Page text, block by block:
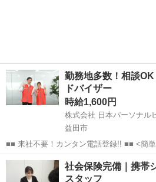
勤務地多数！相談
ドバイザー
時給1,600円
株式会社 日本パーソナル
益田市
■■ 来社不要！カンタン電話登録!! ■■ <簡
事紹介> で、来社なくお仕事探しが可能で
電話で希望を伝えるだけでOK★ 営業、ラ
あります♪ ご希...
島根 益田市 店長
社会保険完備｜携帯
スタッフ